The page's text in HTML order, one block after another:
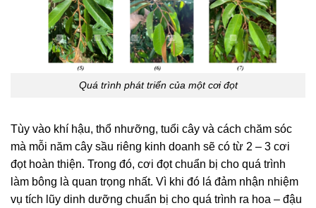
Quá trình phát triển của một cơi đọt
Tùy vào khí hậu, thổ nhưỡng, tuổi cây và cách chăm sóc
mà mỗi năm cây sầu riêng kinh doanh sẽ có từ 2 – 3 cơi
đọt hoàn thiện. Trong đó, cơi đọt chuẩn bị cho quá trình
làm bông là quan trọng nhất. Vì khi đó lá đảm nhận nhiệm
vụ tích lũy dinh dưỡng chuẩn bị cho quá trình ra hoa – đậu